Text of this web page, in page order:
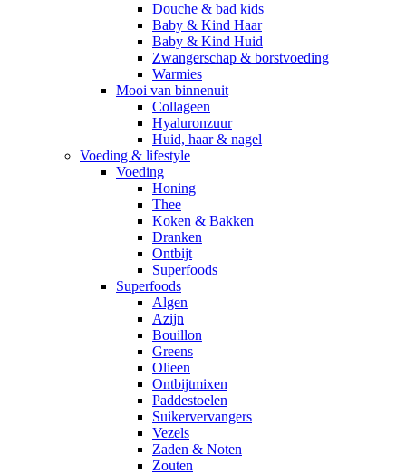
Douche & bad kids
Baby & Kind Haar
Baby & Kind Huid
Zwangerschap & borstvoeding
Warmies
Mooi van binnenuit
Collageen
Hyaluronzuur
Huid, haar & nagel
Voeding & lifestyle
Voeding
Honing
Thee
Koken & Bakken
Dranken
Ontbijt
Superfoods
Superfoods
Algen
Azijn
Bouillon
Greens
Olieen
Ontbijtmixen
Paddestoelen
Suikervervangers
Vezels
Zaden & Noten
Zouten